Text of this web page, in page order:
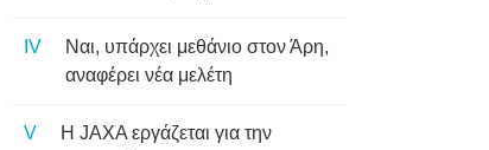
Ναι, υπάρχει μεθάνιο στον Άρη,
αναφέρει νέα μελέτη
Η JAXA εργάζεται για την